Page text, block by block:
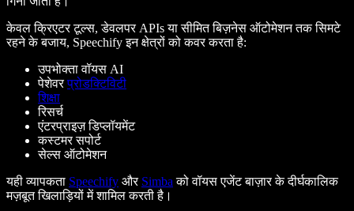
केवल क्रिएटर टूल्स, डेवलपर APIs या सीमित बिज़नेस ऑटोमेशन तक सिमटे
रहने के बजाय, Speechify इन क्षेत्रों को कवर करता है:
उपभोक्ता वॉयस AI
पेशेवरप्रोडक्टिविटी
शिक्षा
रिसर्च
एंटरप्राइज़ डिप्लॉयमेंट
कस्टमर सपोर्ट
सेल्स ऑटोमेशन
यही व्यापकता Speechify और Simba को वॉयस एजेंट बाज़ार के दीर्घकालिक
मज़बूत खिलाड़ियों में शामिल करती है।